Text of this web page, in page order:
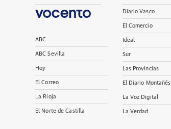
ABC
ABC Sevilla
Hoy
El Correo
La Rioja
El Norte de Castilla
Diario Vasco
El Comercio
Ideal
Sur
Las Provincias
El Diario Montañés
La Voz Digital
La Verdad